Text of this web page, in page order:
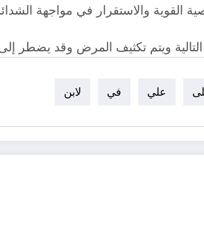
القوية والاستقرار في مواجهة
ويتم تكثيف المرض وقد يضطر
علي في لابن